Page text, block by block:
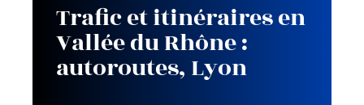
Trafic et itinéraires en
Vallée du Rhône :
autoroutes, Lyon